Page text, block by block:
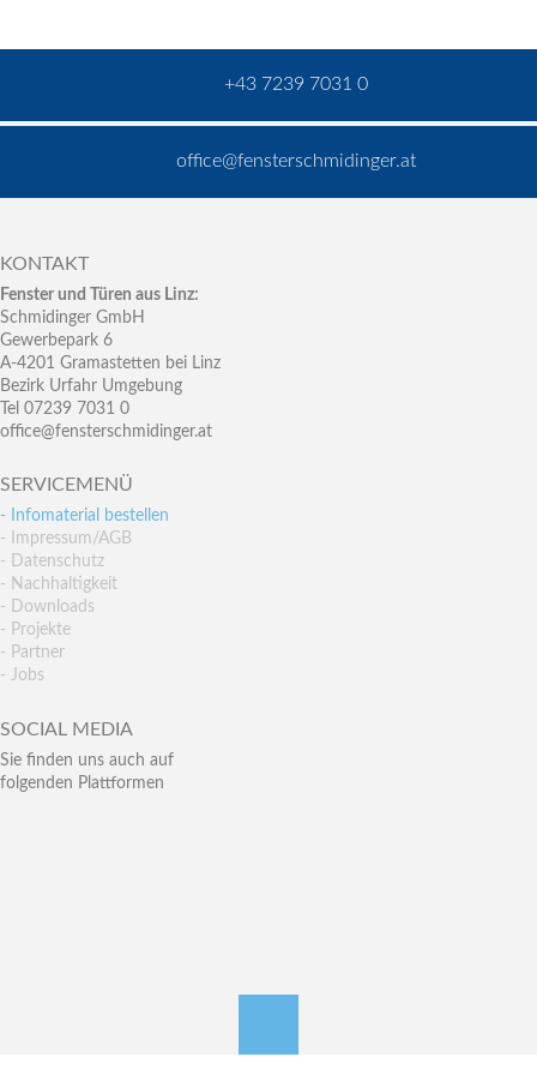
+43 7239 7031 0
office@fensterschmidinger.at
KONTAKT
Fenster und Türen aus Linz:
Schmidinger GmbH
Gewerbepark 6
A-4201 Gramastetten bei Linz
Bezirk Urfahr Umgebung
Tel 07239 7031 0
office@fensterschmidinger.at
SERVICEMENÜ
- Infomaterial bestellen
- Impressum/AGB
- Datenschutz
- Nachhaltigkeit
- Downloads
- Projekte
- Partner
- Jobs
SOCIAL MEDIA
Sie finden uns auch auf
folgenden Plattformen